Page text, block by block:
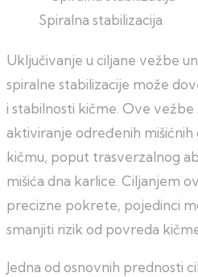
Spiralna stabilizacija
Uključivanje u ciljane vežbe
spiralne stabilizacije može
i stabilnosti kičme. Ove vežbe
aktiviranje određenih
kičmu, poput trasverzalnog
mišića dna karlice. Ciljanjem
precizne pokrete, pojedinci
smanjiti rizik od povreda
Jedna od osnovnih prednosti